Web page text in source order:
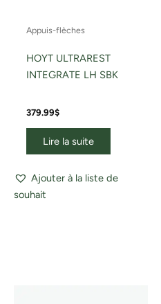
Appuis-flèches
HOYT ULTRAREST
INTEGRATE LH SBK
379.99$
Lire la suite
Ajouter à la liste de
souhait